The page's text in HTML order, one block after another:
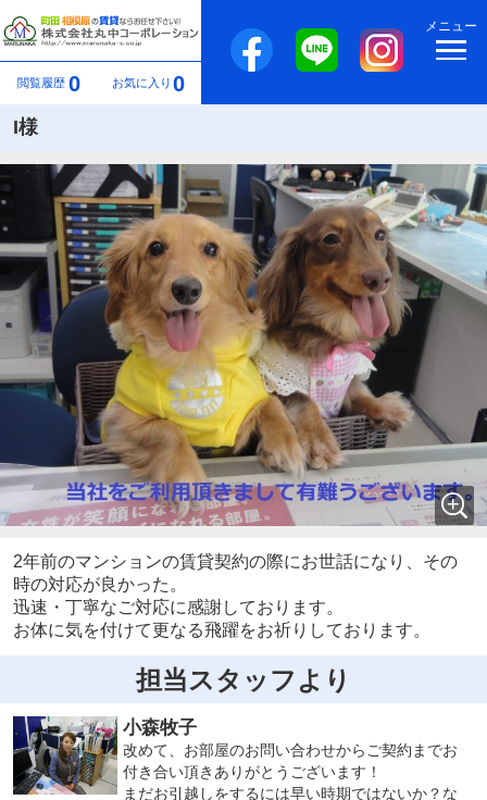
閲覧履歴 0 お気に入り 0
メニュー
I様
2年前のマンションの賃貸契約の際にお世話になり、その
時の対応が良かった。
迅速・丁寧なご対応に感謝しております。
お体に気を付けて更なる飛躍をお祈りしております。
担当スタッフより
小森牧子
改めて、お部屋のお問い合わせからご契約までお
付き合い頂きありがとうございます！
まだお引越しをするには早い時期ではないか？な